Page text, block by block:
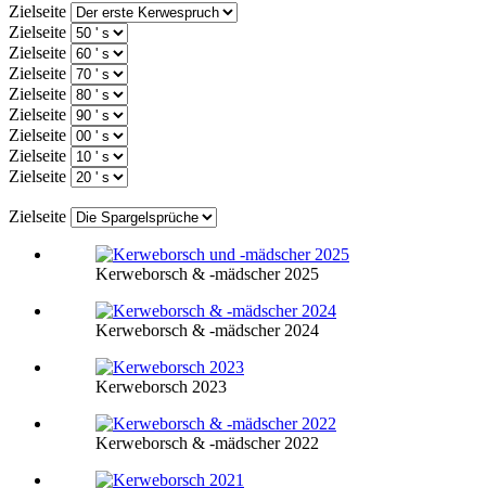
Zielseite
Zielseite
Zielseite
Zielseite
Zielseite
Zielseite
Zielseite
Zielseite
Zielseite
Zielseite
Kerweborsch & -mädscher 2025
Kerweborsch & -mädscher 2024
Kerweborsch 2023
Kerweborsch & -mädscher 2022